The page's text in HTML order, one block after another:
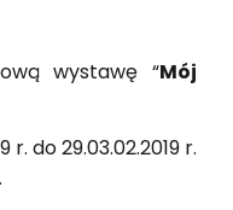
wy­sta­wę “Mój
r. do 29.​03.​02.​2019 r.